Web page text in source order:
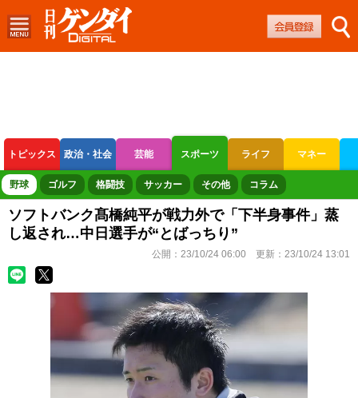
トピックス 政治・社会 芸能 スポーツ ライフ マネー
ボートレース 競輪 オートレース
野球 ゴルフ 格闘技 サッカー その他 コラム
ソフトバンク髙橋純平が戦力外で「下半身事件」蒸
し返され…中日選手が“とばっちり”
公開： 23/10/24 06:00 更新： 23/10/24 13:01